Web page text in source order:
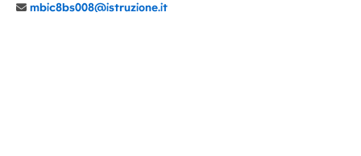
mbic8bs008@istruzione.it